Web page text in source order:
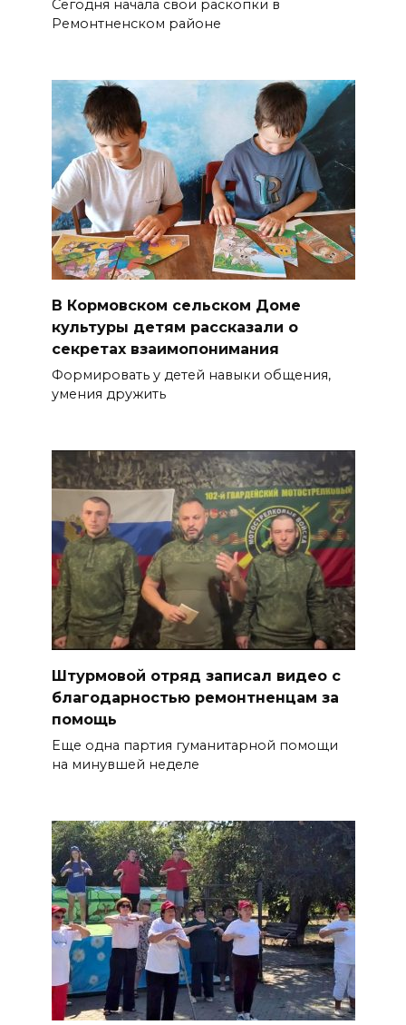
Сегодня начала свои раскопки в
Ремонтненском районе
В Кормовском сельском Доме
культуры детям рассказали о
секретах взаимопонимания
Формировать у детей навыки общения,
умения дружить
Штурмовой отряд записал видео с
благодарностью ремонтненцам за
помощь
Еще одна партия гуманитарной помощи
на минувшей неделе